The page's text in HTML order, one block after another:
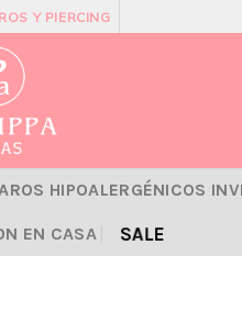
Y PIERCING
HIPOALERGÉNICOS
EN CASA SALE